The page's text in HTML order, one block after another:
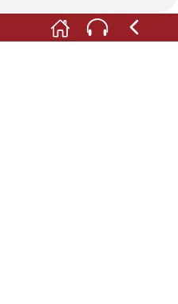
bestimmte
Beschwerden bei